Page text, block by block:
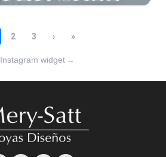
Instagram widget →